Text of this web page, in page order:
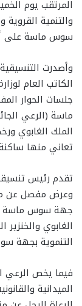
المرتقب يوم
والتنمية
سوس ماسة على
وأصدرت
الكاتب العام
جلسات الحوار
الملك الغابوي
تعاني منها
تقدم رئيس
وعرض مفصل عن
جهة سوس ماسة
الغابوي
التنموية بجهة
فيما يخص الرعي
الميدانية